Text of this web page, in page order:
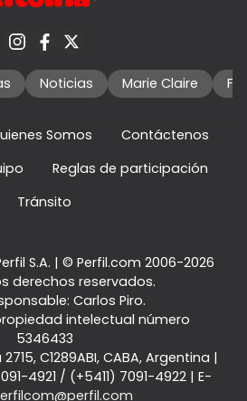
Noticias Marie Claire
Somos
Contáctenos
Reglas de participación
Tránsito
S.A. | © Perfil.com 2006-2026
derechos reservados.
Carlos Piro.
intelectual número
5346433
, C1289ABI, CABA, Argentina |
4921 / (+5411) 7091-4922| E-